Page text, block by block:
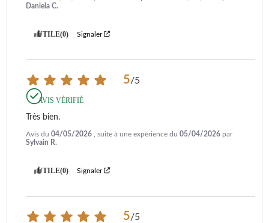
Daniela C.
UTILE(0) Signaler
5/5
AVIS VÉRIFIÉ
Très bien.
Avis du 04/05/2026 , suite à une expérience du 05/04/2026 par
Sylvain R.
UTILE(0) Signaler
5/5